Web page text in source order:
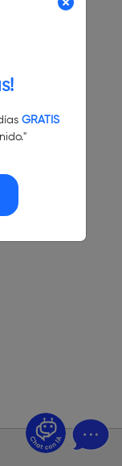
GRATIS